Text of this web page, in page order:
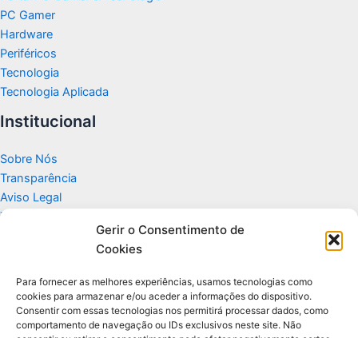
Gerir o Consentimento de
Cookies
Para fornecer as melhores experiências, usamos tecnologias como
cookies para armazenar e/ou aceder a informações do dispositivo.
Consentir com essas tecnologias nos permitirá processar dados, como
comportamento de navegação ou IDs exclusivos neste site. Não
PC Gamer
Hardware
Periféricos
Tecnologia
Tecnologia Aplicada
Institucional
Sobre Nós
Transparência
Aviso Legal
Termos de Uso
Politicas de Privacidade e Cookies
Apoio
Glossário de Tecnologia